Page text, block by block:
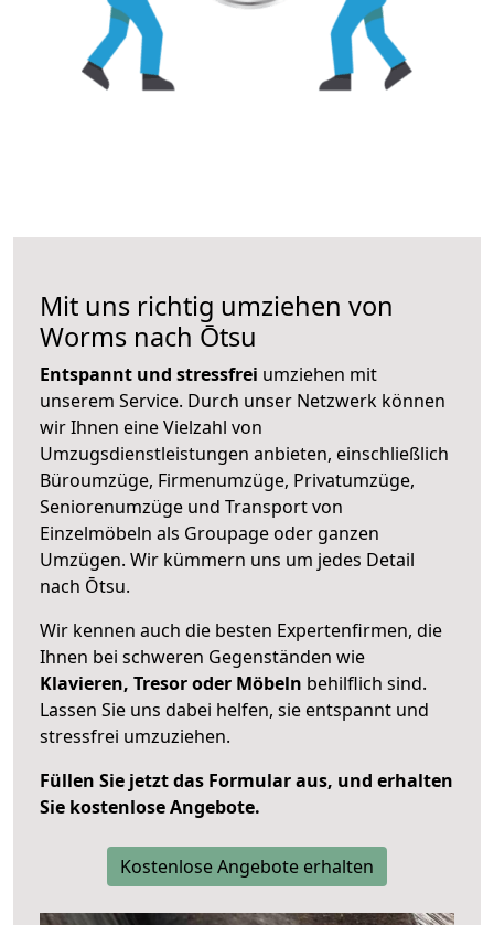
Mit uns richtig umziehen von
Worms nach Ōtsu
Entspannt und stressfrei umziehen mit
unserem Service. Durch unser Netzwerk können
wir Ihnen eine Vielzahl von
Umzugsdienstleistungen anbieten, einschließlich
Büroumzüge, Firmenumzüge, Privatumzüge,
Seniorenumzüge und Transport von
Einzelmöbeln als Groupage oder ganzen
Umzügen. Wir kümmern uns um jedes Detail
nach Ōtsu.
Wir kennen auch die besten Expertenfirmen, die
Ihnen bei schweren Gegenständen wie
Klavieren, Tresor oder Möbeln behilflich sind.
Lassen Sie uns dabei helfen, sie entspannt und
stressfrei umzuziehen.
Füllen Sie jetzt das Formular aus, und erhalten
Sie kostenlose Angebote.
Kostenlose Angebote erhalten